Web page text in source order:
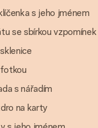
s jeho jménem
se sbírkou vzpomínek
s nářadím
na karty